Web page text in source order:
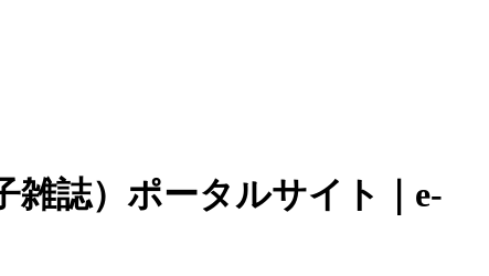
雑誌）ポータルサイト｜e-